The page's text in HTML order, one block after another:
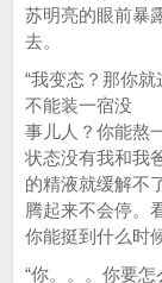
苏明亮的眼前暴
去。
“我变态？那你
不能装一宿没
事儿人？你能熬
状态没有我和我
的精液就缓解不
腾起来不会停。
你能挺到什么时
“你。。。你要